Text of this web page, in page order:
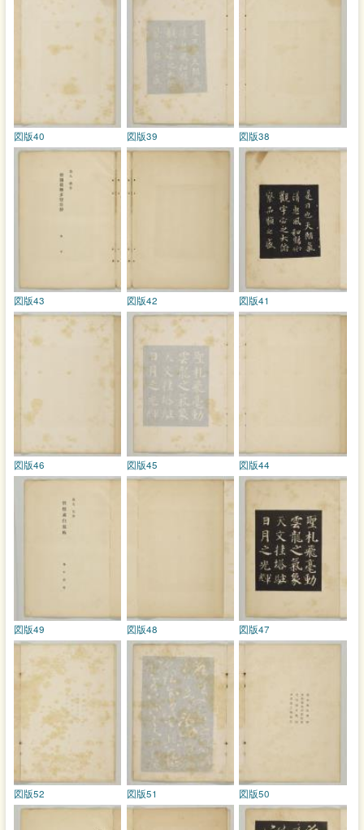
図版38
図版39
図版40
図版41
図版42
図版43
図版44
図版45
図版46
図版47
図版48
図版49
図版50
図版51
図版52